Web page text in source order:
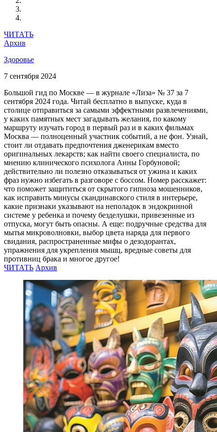
ЧИТАТЬ
Архив
Здоровье
7 сентября 2024
Большой гид по Москве — в журнале «Лиза» № 37 за 7
сентября 2024 года. Читай бесплатно в выпуске, куда в
столице отправиться за самыми эффектными развлечениями,
у каких памятных мест загадывать желания, по какому
маршруту изучать город в первый раз и в каких фильмах
Москва — полноценный участник событий, а не фон. Узнай,
стоит ли отдавать предпочтения дженерикам вместо
оригинальных лекарств; как найти своего специалиста, по
мнению клинического психолога Анны Горбуновой;
действительно ли полезно отказываться от ужина и каких
фраз нужно избегать в разговоре с боссом. Номер расскажет:
что поможет защититься от скрытого гипноза мошенников,
как исправить минусы скандинавского стиля в интерьере,
какие признаки указывают на неполадок в эндокринной
системе у ребенка и почему безделушки, привезенные из
отпуска, могут быть опасны. А еще: подручные средства для
мытья микроволновки, выбор цвета наряда для первого
свидания, распространенные мифы о дезодорантах,
упражнения для укрепления мышц, вредные советы для
противниц брака и многое другое!
ЧИТАТЬ Архив